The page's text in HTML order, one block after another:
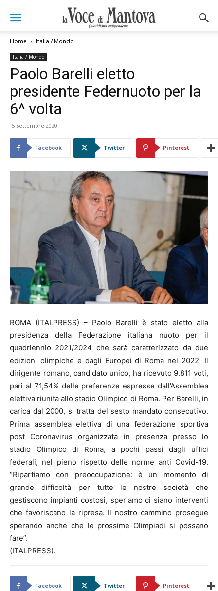
Home Italia / Mondo
Italia / Mondo
Paolo Barelli eletto
presidente Federnuoto per la
6^ volta
5 Settembre 2020
Facebook Twitter Pinterest
ROMA (ITALPRESS) – Paolo Barelli è stato eletto alla
presidenza della Federazione italiana nuoto per il
quadriennio 2021/2024 che sarà caratterizzato da due
edizioni olimpiche e dagli Europei di Roma nel 2022. Il
dirigente romano, candidato unico, ha ricevuto 9.811 voti,
pari al 71,54% delle preferenze espresse dall’Assemblea
elettiva riunita allo stadio Olimpico di Roma. Per Barelli, in
carica dal 2000, si tratta del sesto mandato consecutivo.
Prima assemblea elettiva di una federazione sportiva
post Coronavirus organizzata in presenza presso lo
stadio Olimpico di Roma, a pochi passi dagli uffici
federali, nel pieno rispetto delle norme anti Covid-19.
“Ripartiamo con preoccupazione: è un momento di
grande difficoltà per tutte le nostre società che
gestiscono impianti costosi, speriamo ci siano interventi
che favoriscano la ripresa. Il nostro cammino prosegue
sperando anche che le prossime Olimpiadi si possano
fare”.
(ITALPRESS).
Facebook Twitter Pinterest